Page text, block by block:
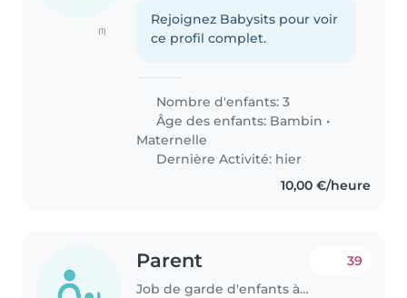
(1)
Rejoignez Babysits pour voir
ce profil complet.
Nombre d'enfants: 3
Âge des enfants: Bambin •
Maternelle
Dernière Activité: hier
10,00 €/heure
Parent
Job de garde d'enfants à Beauvais
39